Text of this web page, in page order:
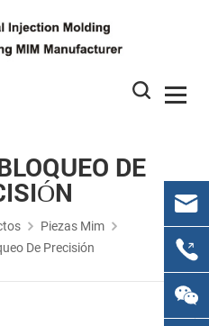
DE
Piezas Mim
De Precisión